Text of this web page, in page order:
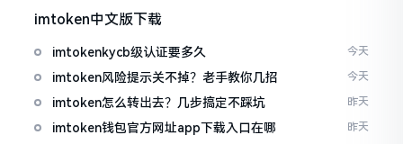
imtoken中文版下载
imtokenkycb级认证要多久 今天
imtoken风险提示关不掉？老手教你几招 今天
imtoken怎么转出去？几步搞定不踩坑 昨天
imtoken钱包官方网址app下载入口在哪 昨天